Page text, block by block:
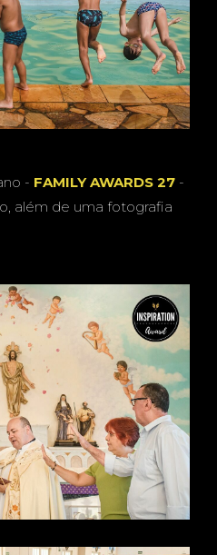
- FAMILY AWARDS 27 -
além de uma fotografia